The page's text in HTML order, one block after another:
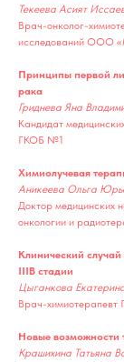
Текеева Асият
Врач-онколог-
исследований ООО
Принципы первой
рака
Гриднева Яна
Кандидат
ГКОБ №1
Химиолучевая
Аникеева Ольга
Доктор медицинских
онкологии и
Клинический
IIIB стадии
Цыганкова
Врач-
Новые возможности
Крашихина Татьяна